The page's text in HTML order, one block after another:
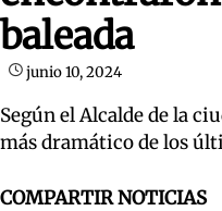
baleada
junio 10, 2024
Según el Alcalde de la
más dramático de los
COMPARTIR NOTICIAS